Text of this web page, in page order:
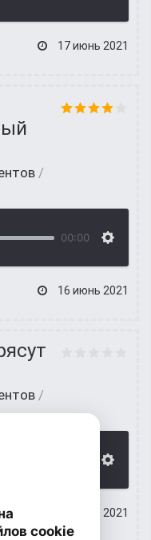
17 июнь 2021
/
00:00
16 июнь 2021
/
15 июнь 2021
cookie